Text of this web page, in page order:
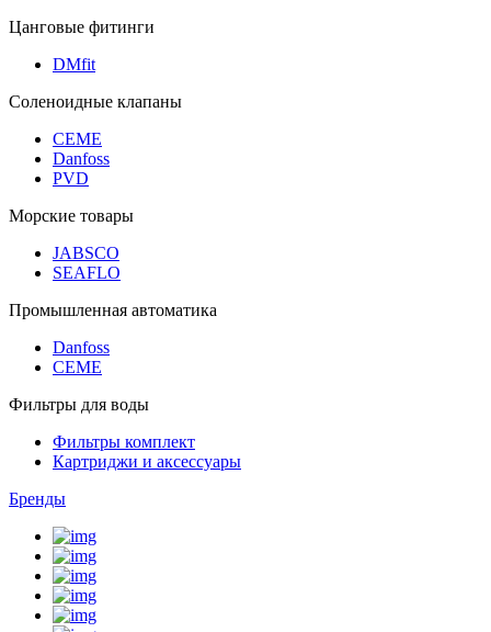
Цанговые фитинги
DMfit
Соленоидные клапаны
CEME
Danfoss
PVD
Морские товары
JABSCO
SEAFLO
Промышленная автоматика
Danfoss
CEME
Фильтры для воды
Фильтры комплект
Картриджи и аксессуары
Бренды